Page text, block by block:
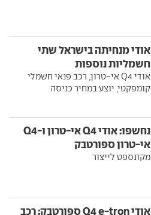
אודי מנחיתה בישראל שתי
חשמליות נוספות
אודי Q4 אי-טרון, רכב פנאי חשמלי
קומפקטי, יוצע במחיר כניסה
נחשפו: אודי Q4 אי-טרון ו-Q4
אי-טרון ספורטבק
מקונספט לייצור
אודי Q4 e-tron ספורטבק: רכב